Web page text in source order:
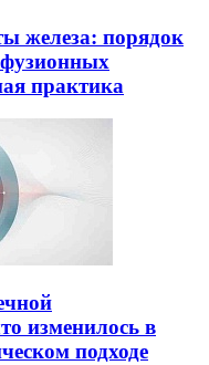
железа: порядок
практика
изменилось в
подходе